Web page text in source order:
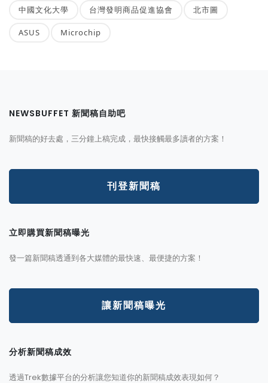
中國文化大學 台灣發明商品促進協會 北市圖
ASUS Microchip
NEWSBUFFET 新聞稿自助吧
新聞稿的好去處，三分鐘上稿完成，最快接觸最多讀者的方案！
刊登新聞稿
立即購買新聞稿曝光
發一篇新聞稿透通到各大媒體的最快速、最便捷的方案！
讓新聞稿曝光
分析新聞稿成效
透過Trek數據平台的分析讓您知道你的新聞稿成效表現如何？